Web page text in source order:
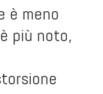
è meno
più noto,